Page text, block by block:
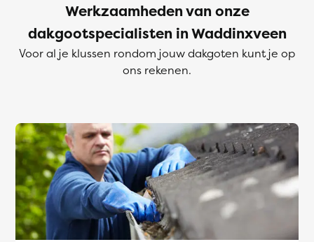
Werkzaamheden van onze
dakgootspecialisten in Waddinxveen
Voor al je klussen rondom jouw dakgoten kunt je op
ons rekenen.